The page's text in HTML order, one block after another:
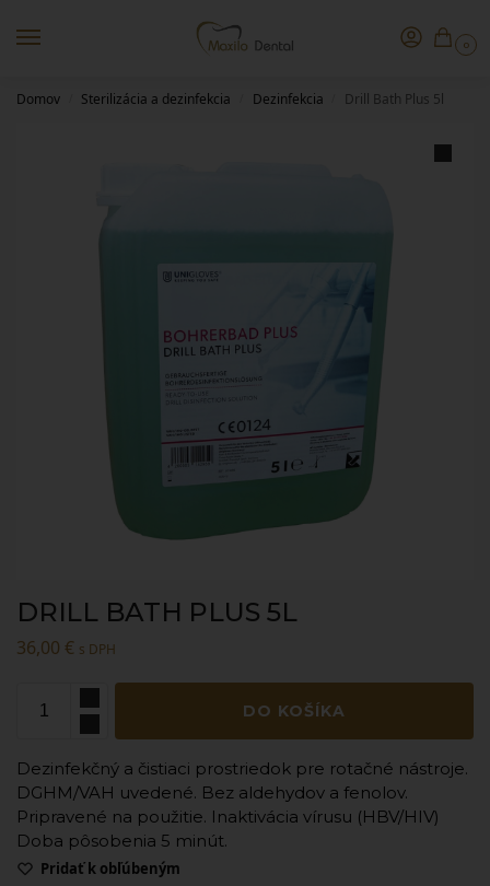
0
Domov Sterilizácia a dezinfekcia Dezinfekcia Drill Bath Plus 5l
DRILL BATH PLUS 5L
36,00 € s DPH
DO KOŠÍKA
Dezinfekčný a čistiaci prostriedok pre rotačné nástroje.
DGHM/VAH uvedené. Bez aldehydov a fenolov.
Pripravené na použitie. Inaktivácia vírusu (HBV/HIV)
Doba pôsobenia 5 minút.
Pridať k obľúbeným